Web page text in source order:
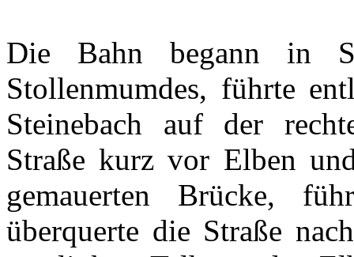
Die Bahn begann in
Stollenmumdes, führte
Steinebach auf der
Straße kurz vor Elben
gemauerten Brücke,
überquerte die Straße